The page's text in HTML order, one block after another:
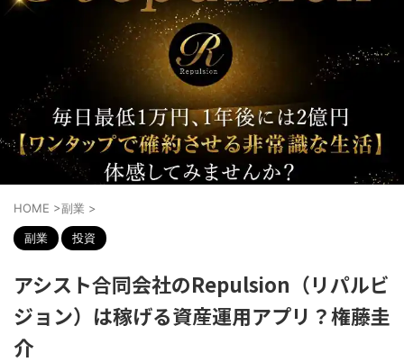
HOME >副業 >
副業 投資
アシスト合同会社のRepulsion（リパルビ
ジョン）は稼げる資産運用アプリ？権藤圭
介